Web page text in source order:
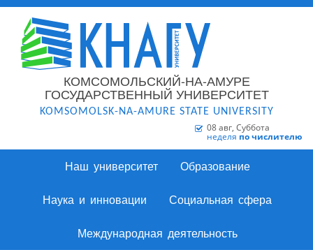
КОМСОМОЛЬСКИЙ-НА-АМУРЕ
ГОСУДАРСТВЕННЫЙ УНИВЕРСИТЕТ
KOMSOMOLSK-NA-AMURE STATE UNIVERSITY
08 авг, Суббота
неделя по числителю
Наш университет Образование
Наука и инновации Социальная сфера
Международная деятельность